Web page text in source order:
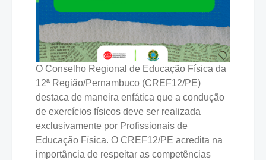
O Conselho Regional de Educação Física da
12ª Região/Pernambuco (CREF12/PE)
destaca de maneira enfática que a condução
de exercícios físicos deve ser realizada
exclusivamente por Profissionais de
Educação Física. O CREF12/PE acredita na
importância de respeitar as competências